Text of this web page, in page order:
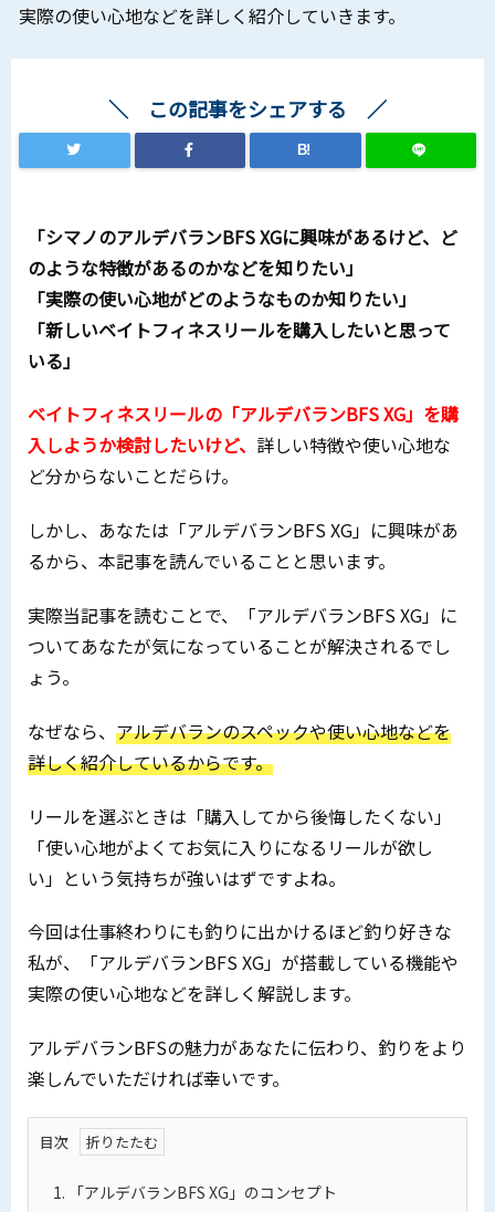
実際の使い心地などを詳しく紹介していきます。
この記事をシェアする
B!
「シマノのアルデバランBFS XGに興味があるけど、ど
のような特徴があるのかなどを知りたい」
「実際の使い心地がどのようなものか知りたい」
「新しいベイトフィネスリールを購入したいと思って
いる」
ベイトフィネスリールの「アルデバランBFS XG」を購
入しようか検討したいけど、 詳しい特徴や使い心地な
ど分からないことだらけ。
しかし、あなたは「アルデバランBFS XG」に興味があ
るから、本記事を読んでいることと思います。
実際当記事を読むことで、「アルデバランBFS XG」に
ついてあなたが気になっていることが解決されるでし
ょう。
なぜなら、 アルデバランのスペックや使い心地などを
詳しく紹介しているからです。
リールを選ぶときは「購入してから後悔したくない」
「使い心地がよくてお気に入りになるリールが欲し
い」という気持ちが強いはずですよね。
今回は仕事終わりにも釣りに出かけるほど釣り好きな
私が、「アルデバランBFS XG」が搭載している機能や
実際の使い心地などを詳しく解説します。
アルデバランBFSの魅力があなたに伝わり、釣りをより
楽しんでいただければ幸いです。
目次
1. 「アルデバランBFS XG」のコンセプト